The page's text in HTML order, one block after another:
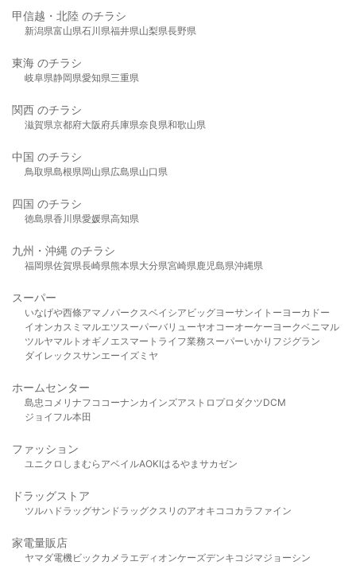
甲信越・北陸 のチラシ
新潟県富山県石川県福井県山梨県長野県
東海 のチラシ
岐阜県静岡県愛知県三重県
関西 のチラシ
滋賀県京都府大阪府兵庫県奈良県和歌山県
中国 のチラシ
鳥取県島根県岡山県広島県山口県
四国 のチラシ
徳島県香川県愛媛県高知県
九州・沖縄 のチラシ
福岡県佐賀県長崎県熊本県大分県宮崎県鹿児島県沖縄県
スーパー
いなげや西條アマノパークスベイシア ビッグヨーサンイトーヨーカドー
イオンカスミ マルエツスーパーバリューヤオコーオーケー ヨークベニマル
ツルヤマルト オギノ エスマート ライフ業務スーパーいかり フジグラン
ダイレックスサンエーイズミヤ
ホームセンター
島忠 コメリ ナフコ コーナンカインズアストロプロダクツDCM
ジョイフル本田
ファッション
ユニクロ しまむら アベイルAOKIはるやま サカゼン
ドラッグストア
ツルハドラッグサンドラッグクスリのアオキ ココカラファイン
家電量販店
ヤマダ電機ビックカメラ エディオンケーズデンキ コジマジョーシン